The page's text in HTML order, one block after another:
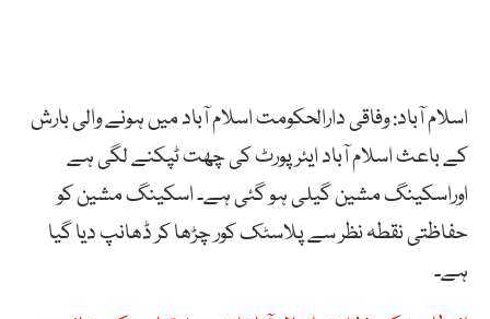
اسلام آباد: وفاقی دارالحکومت اسلام آباد میں ہونے والی بارش
کے باعث اسلام آباد ایئرپورٹ کی چھت ٹپکنے لگی ہے
اوراسکینگ مشین گیلی ہو گئی ہے۔ اسکینگ مشین کو
حفاظتی نقطہ نظر سے پلاسٹک کور چڑھا کر ڈھانپ دیا گیا
ہے۔